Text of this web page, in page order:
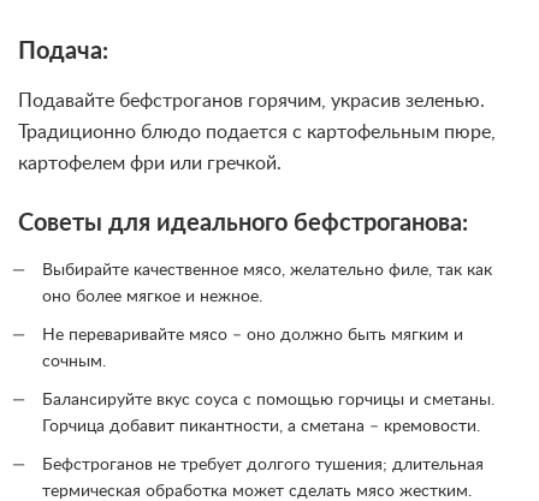
Подача:
Подавайте бефстроганов горячим, украсив зеленью.
Традиционно блюдо подается с картофельным пюре,
картофелем фри или гречкой.
Советы для идеального бефстроганова:
Выбирайте качественное мясо, желательно филе, так как
оно более мягкое и нежное.
Не переваривайте мясо – оно должно быть мягким и
сочным.
Балансируйте вкус соуса с помощью горчицы и сметаны.
Горчица добавит пикантности, а сметана – кремовости.
Бефстроганов не требует долгого тушения; длительная
термическая обработка может сделать мясо жестким.